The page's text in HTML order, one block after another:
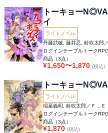
トーキョー
イ
ライトノベル
丹藤武敏, 藤井忍, 鈴吹太郎
ログインテーブルトーク
商品（3点）
¥1,650〜1,870 (税込)
トーキョー
ライトノベル
稲葉義明, 鈴吹太郎／Ｆ．Ｅ
ログインテーブルトーク
商品（3点）
¥1,870 (税込)